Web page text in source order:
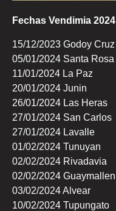
Fechas Vendimia 2024
15/12/2023 Godoy Cruz
05/01/2024 Santa Rosa
11/01/2024 La Paz
20/01/2024 Junin
26/01/2024 Las Heras
27/01/2024 San Carlos
27/01/2024 Lavalle
01/02/2024 Tunuyan
02/02/2024 Rivadavia
02/02/2024 Guaymallen
03/02/2024 Alvear
10/02/2024 Tupungato